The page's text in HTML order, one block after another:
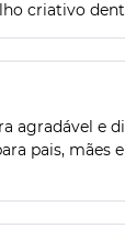
criativo
agradável e
pais, mães